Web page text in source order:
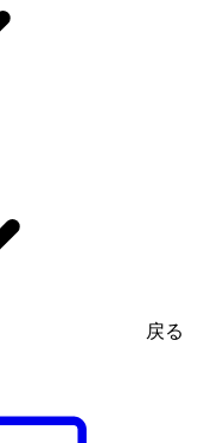
戻る